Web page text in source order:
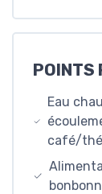
POINTS
Eau
café/thé